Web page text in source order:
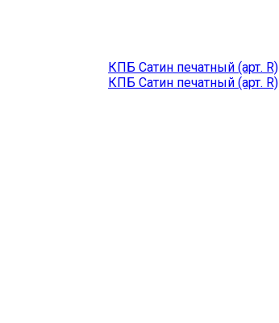
КПБ Сатин печатный (арт. R)
КПБ Сатин печатный (арт. R)